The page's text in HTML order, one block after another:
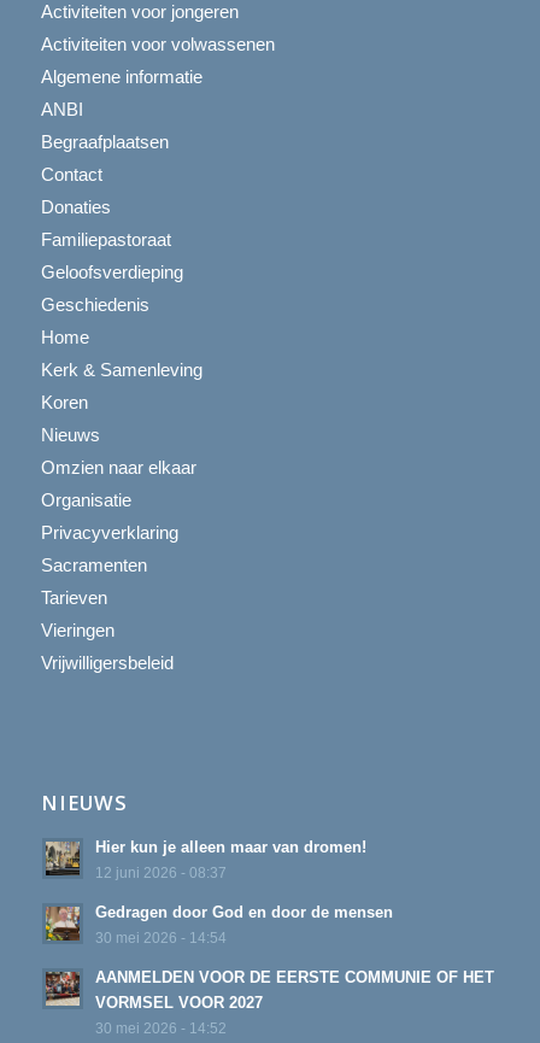
Activiteiten voor jongeren
Activiteiten voor volwassenen
Algemene informatie
ANBI
Begraafplaatsen
Contact
Donaties
Familiepastoraat
Geloofsverdieping
Geschiedenis
Home
Kerk & Samenleving
Koren
Nieuws
Omzien naar elkaar
Organisatie
Privacyverklaring
Sacramenten
Tarieven
Vieringen
Vrijwilligersbeleid
NIEUWS
Hier kun je alleen maar van dromen!
12 juni 2026 - 08:37
Gedragen door God en door de mensen
30 mei 2026 - 14:54
AANMELDEN VOOR DE EERSTE COMMUNIE OF HET
VORMSEL VOOR 2027
30 mei 2026 - 14:52